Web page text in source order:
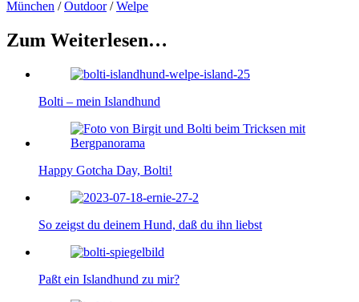
München /Outdoor/Welpe
Zum Weiterlesen…
Bolti – mein Islandhund
Happy Gotcha Day, Bolti!
So zeigst du deinem Hund, daß du ihn liebst
Paßt ein Islandhund zu mir?